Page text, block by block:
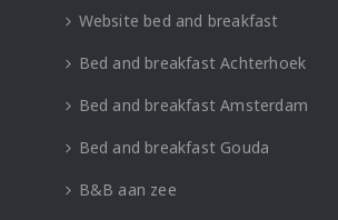
Website bed and breakfast
Bed and breakfast Achterhoek
Bed and breakfast Amsterdam
Bed and breakfast Gouda
B&B aan zee